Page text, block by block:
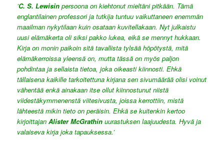
’C. S. Lewisin persoona on kiehtonut mieltäni pitkään. Tämä
englantilainen professori ja tutkija tuntuu vaikuttaneen enemmän
maailman nykytilaan kuin osataan kuvitellakaan. Nyt julkaistu
uusi elämäkerta oli siksi pakko lukea, eikä se mennyt hukkaan.
Kirja on monin paikoin sitä tavallista tylsää höpötystä, mitä
elämäkerroissa yleensä on, mutta tässä on myös paljon
pohdintaa ja sellaista tietoa, joka oikeasti kiinnosti. Ehkä
tällaisena kaikille tarkoitettuna kirjana sen sivumäärää olisi voinut
vähentää enkä ainakaan itse ollut kiinnostunut niistä
viidestäkymmenenstä viitesivusta, joissa kerrottiin, mistä
lähteestä mikin tieto on peräisin. Ehkä se kuitenkin kertoo
kirjoittajanAlister McGrathin uurastuksen laajuudesta. Hyvä ja
valaiseva kirja joka tapauksessa.’